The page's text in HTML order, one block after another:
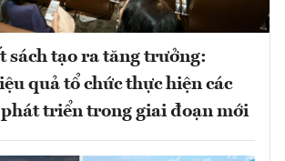
sách tạo ra tăng trưởng:
quả tổ chức thực hiện các
triển trong giai đoạn mới